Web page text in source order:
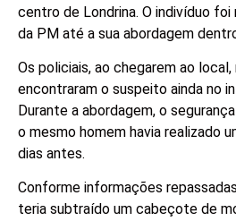
centro de Londrina. O indivíduo
da PM até a sua abordagem
Os policiais, ao chegarem ao
encontraram o suspeito ainda no
Durante a abordagem, o
o mesmo homem havia realizado
dias antes.
Conforme informações
teria subtraído um cabeçote de